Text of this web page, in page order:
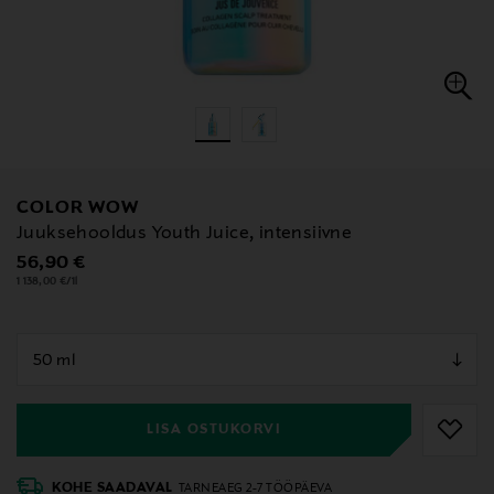
COLOR WOW
Juuksehooldus Youth Juice, intensiivne
Original Price
56,90 €
1 138,00 €/1l
LISA OSTUKORVI
KOHE SAADAVAL TARNEAEG 2-7 TÖÖPÄEVA